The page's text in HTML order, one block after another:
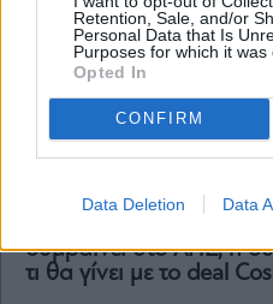
Retention, Sale, and/or
Personal Data that Is
Purposes for which it was
Opted In
CONFIRM
Data Deletion Data
η ανατροπή με
συμβαίνει στο ΑΠΕ, η
τι θα γίνει με το deal